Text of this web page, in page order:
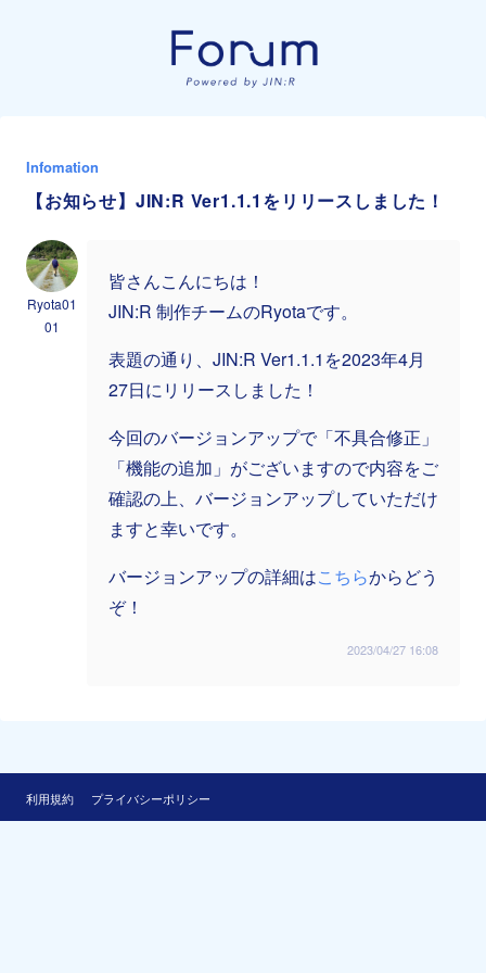
Infomation
【お知らせ】JIN:R Ver1.1.1をリリースしました！
Ryota01
01
皆さんこんにちは！
JIN:R 制作チームのRyotaです。
表題の通り、JIN:R Ver1.1.1を2023年4月
27日にリリースしました！
今回のバージョンアップで「不具合修正」
「機能の追加」がございますので内容をご
確認の上、バージョンアップしていただけ
ますと幸いです。
バージョンアップの詳細はこちらからどう
ぞ！
2023/04/27 16:08
利用規約 プライバシーポリシー